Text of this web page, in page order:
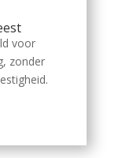
voor
zonder